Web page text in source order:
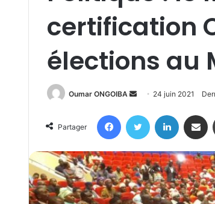
certification
élections au
Oumar ONGOIBA
Send
email
24 juin 2021
Partager
FacebookTwitter Linkedin